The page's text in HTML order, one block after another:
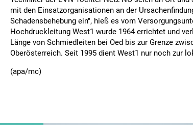
mit den Einsatzorganisationen an der
Schadensbehebung ein", hieß es vom
Hochdruckleitung West1 wurde 1964 errichtet und
Länge von Schmiedleiten bei Oed bis zur Grenze
Oberösterreich. Seit 1995 dient West1 nur noch zur
(apa/mc)